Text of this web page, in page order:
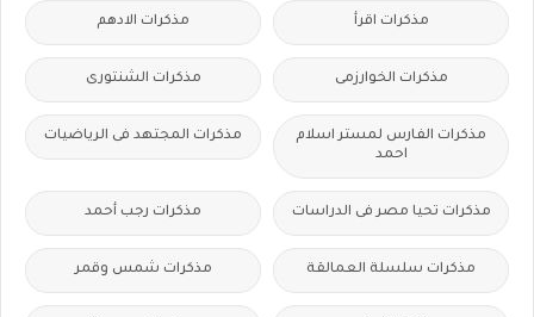
مذكرات اقرأ مذكرات الادهم
مذكرات الخوارزمى مذكرات الشنتورى
مذكرات الفارس لمستر اسلام
احمد
مذكرات المجتهد فى الرياضيات
مذكرات تحيا مصر فى الدراسات مذكرات رجب أحمد
مذكرات سلسلة العمالقة مذكرات شمس وقمر